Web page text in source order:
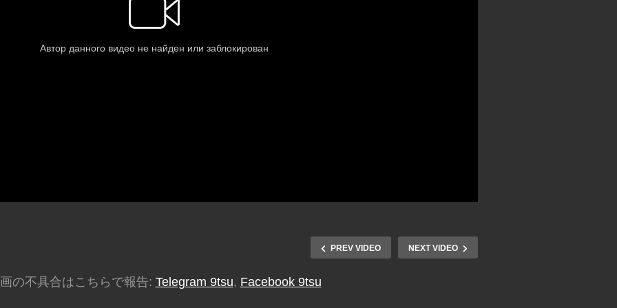
PREV VIDEO NEXT VIDEO
の不具合はこちらで報告: Telegram 9tsu, Facebook 9tsu